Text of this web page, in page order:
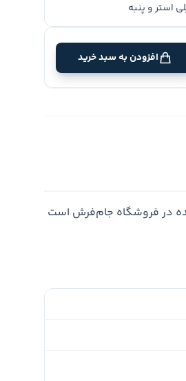
استر و پنبه
افزودن به سبد خرید
در فروشگاه جام‌فرش است